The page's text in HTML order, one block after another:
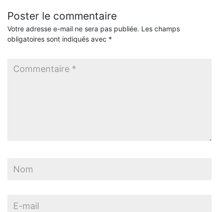
Poster le commentaire
Votre adresse e-mail ne sera pas publiée. Les champs
obligatoires sont indiqués avec *